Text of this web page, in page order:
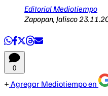
Editorial Mediotiempo
Zapopan, Jalisco
0
Agregar Mediotiempo en